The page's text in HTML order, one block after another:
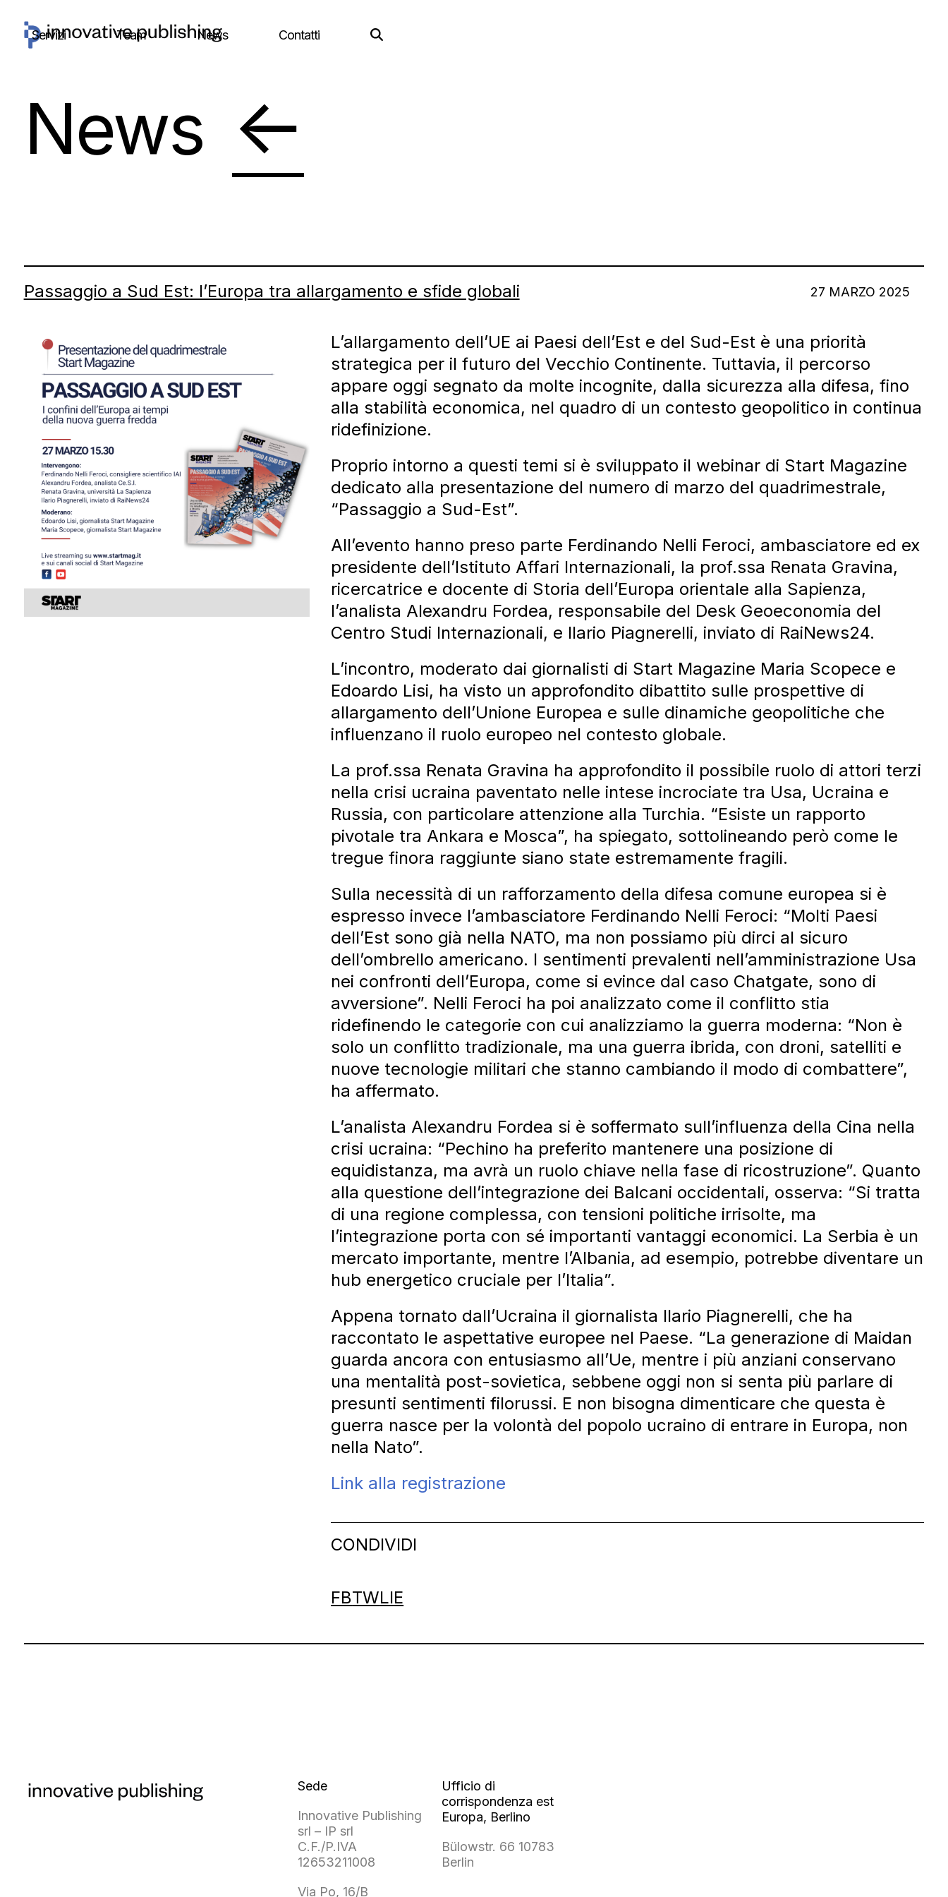
content
Servizi Team News Contatti
News ←
Passaggio a Sud Est: l’Europa tra allargamento e sfide globali 27 MARZO 2025
L’allargamento dell’UE ai Paesi dell’Est e del Sud-Est è una priorità
strategica per il futuro del Vecchio Continente. Tuttavia, il percorso
appare oggi segnato da molte incognite, dalla sicurezza alla difesa, fino
alla stabilità economica, nel quadro di un contesto geopolitico in continua
ridefinizione.
Proprio intorno a questi temi si è sviluppato il webinar di Start Magazine
dedicato alla presentazione del numero di marzo del quadrimestrale,
“Passaggio a Sud-Est”.
All’evento hanno preso parte Ferdinando Nelli Feroci, ambasciatore ed ex
presidente dell’Istituto Affari Internazionali, la prof.ssa Renata Gravina,
ricercatrice e docente di Storia dell’Europa orientale alla Sapienza,
l’analista Alexandru Fordea, responsabile del Desk Geoeconomia del
Centro Studi Internazionali, e Ilario Piagnerelli, inviato di RaiNews24.
L’incontro, moderato dai giornalisti di Start Magazine Maria Scopece e
Edoardo Lisi, ha visto un approfondito dibattito sulle prospettive di
allargamento dell’Unione Europea e sulle dinamiche geopolitiche che
influenzano il ruolo europeo nel contesto globale.
La prof.ssa Renata Gravina ha approfondito il possibile ruolo di attori terzi
nella crisi ucraina paventato nelle intese incrociate tra Usa, Ucraina e
Russia, con particolare attenzione alla Turchia. “Esiste un rapporto
pivotale tra Ankara e Mosca”, ha spiegato, sottolineando però come le
tregue finora raggiunte siano state estremamente fragili.
Sulla necessità di un rafforzamento della difesa comune europea si è
espresso invece l’ambasciatore Ferdinando Nelli Feroci: “Molti Paesi
dell’Est sono già nella NATO, ma non possiamo più dirci al sicuro
dell’ombrello americano. I sentimenti prevalenti nell’amministrazione Usa
nei confronti dell’Europa, come si evince dal caso Chatgate, sono di
avversione”. Nelli Feroci ha poi analizzato come il conflitto stia
ridefinendo le categorie con cui analizziamo la guerra moderna: “Non è
solo un conflitto tradizionale, ma una guerra ibrida, con droni, satelliti e
nuove tecnologie militari che stanno cambiando il modo di combattere”,
ha affermato.
L’analista Alexandru Fordea si è soffermato sull’influenza della Cina nella
crisi ucraina: “Pechino ha preferito mantenere una posizione di
equidistanza, ma avrà un ruolo chiave nella fase di ricostruzione”. Quanto
alla questione dell’integrazione dei Balcani occidentali, osserva: “Si tratta
di una regione complessa, con tensioni politiche irrisolte, ma
l’integrazione porta con sé importanti vantaggi economici. La Serbia è un
mercato importante, mentre l’Albania, ad esempio, potrebbe diventare un
hub energetico cruciale per l’Italia”.
Appena tornato dall’Ucraina il giornalista Ilario Piagnerelli, che ha
raccontato le aspettative europee nel Paese. “La generazione di Maidan
guarda ancora con entusiasmo all’Ue, mentre i più anziani conservano
una mentalità post-sovietica, sebbene oggi non si senta più parlare di
presunti sentimenti filorussi. E non bisogna dimenticare che questa è
guerra nasce per la volontà del popolo ucraino di entrare in Europa, non
nella Nato”.
Link alla registrazione
CONDIVIDI
FBTWLIE
Sede
Innovative Publishing
srl – IP srl
C.F./P.IVA
12653211008
Via Po, 16/B
Ufficio di
corrispondenza est
Europa, Berlino
Bülowstr. 66 10783
Berlin